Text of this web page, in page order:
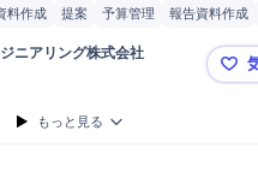
料作成 提案 予算管理 報告資料作成
固定資産管理 経理
ニアリング株式会社
もっと見る